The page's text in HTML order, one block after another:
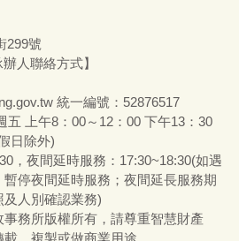
299號
人聯絡方式】
統一編號：52876517
五 上午8：00～12：00 下午13：30
日除外)
，夜間延時服務：17:30~18:30(如遇
停夜間延時服務；夜間延長服務期
及人別確認業務)
務所版權所有，請尊重智慧財產